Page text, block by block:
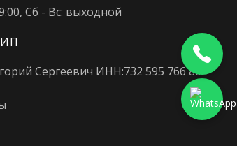
Сб - Вс: выходной
Сергеевич ИНН:732 595 766 802